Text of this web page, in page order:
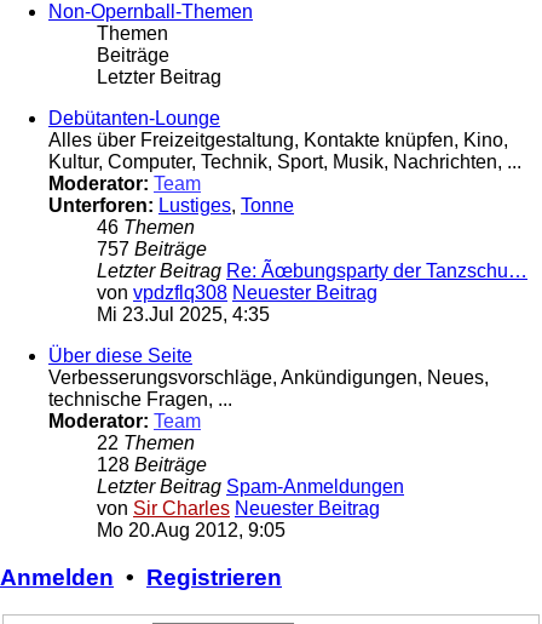
Non-Opernball-Themen
Themen
Beiträge
Letzter Beitrag
Debütanten-Lounge
Alles über Freizeitgestaltung, Kontakte knüpfen, Kino,
Kultur, Computer, Technik, Sport, Musik, Nachrichten, ...
Moderator: Team
Unterforen: Lustiges, Tonne
46 Themen
757 Beiträge
Letzter Beitrag Re: Ãœbungsparty der Tanzschu…
von vpdzflq308 Neuester Beitrag
Mi 23.Jul 2025, 4:35
Über diese Seite
Verbesserungsvorschläge, Ankündigungen, Neues,
technische Fragen, ...
Moderator: Team
22 Themen
128 Beiträge
Letzter Beitrag Spam-Anmeldungen
von Sir Charles Neuester Beitrag
Mo 20.Aug 2012, 9:05
Anmelden • Registrieren